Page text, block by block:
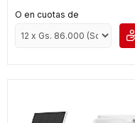
O en cuotas de